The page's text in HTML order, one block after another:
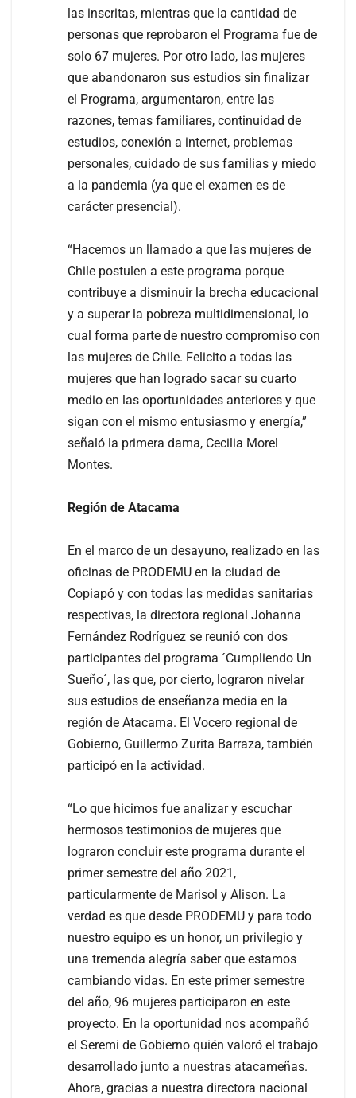
las inscritas, mientras que la cantidad de
personas que reprobaron el Programa fue de
solo 67 mujeres. Por otro lado, las mujeres
que abandonaron sus estudios sin finalizar
el Programa, argumentaron, entre las
razones, temas familiares, continuidad de
estudios, conexión a internet, problemas
personales, cuidado de sus familias y miedo
a la pandemia (ya que el examen es de
carácter presencial).
“Hacemos un llamado a que las mujeres de
Chile postulen a este programa porque
contribuye a disminuir la brecha educacional
y a superar la pobreza multidimensional, lo
cual forma parte de nuestro compromiso con
las mujeres de Chile. Felicito a todas las
mujeres que han logrado sacar su cuarto
medio en las oportunidades anteriores y que
sigan con el mismo entusiasmo y energía,”
señaló la primera dama, Cecilia Morel
Montes.
Región de Atacama
En el marco de un desayuno, realizado en las
oficinas de PRODEMU en la ciudad de
Copiapó y con todas las medidas sanitarias
respectivas, la directora regional Johanna
Fernández Rodríguez se reunió con dos
participantes del programa ´Cumpliendo Un
Sueño´, las que, por cierto, lograron nivelar
sus estudios de enseñanza media en la
región de Atacama. El Vocero regional de
Gobierno, Guillermo Zurita Barraza, también
participó en la actividad.
“Lo que hicimos fue analizar y escuchar
hermosos testimonios de mujeres que
lograron concluir este programa durante el
primer semestre del año 2021,
particularmente de Marisol y Alison. La
verdad es que desde PRODEMU y para todo
nuestro equipo es un honor, un privilegio y
una tremenda alegría saber que estamos
cambiando vidas. En este primer semestre
del año, 96 mujeres participaron en este
proyecto. En la oportunidad nos acompañó
el Seremi de Gobierno quién valoró el trabajo
desarrollado junto a nuestras atacameñas.
Ahora, gracias a nuestra directora nacional